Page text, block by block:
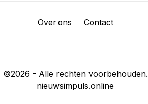
Over ons Contact
©2026 - Alle rechten voorbehouden.
nieuwsimpuls.online